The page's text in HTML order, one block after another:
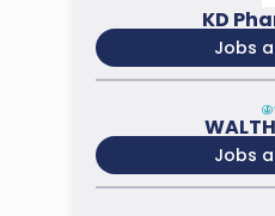
KD
Jobs
Jobs